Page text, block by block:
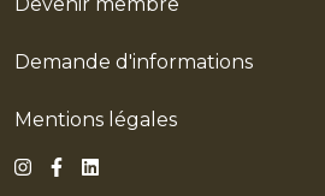
Devenir membre
Demande d'informations
Mentions légales